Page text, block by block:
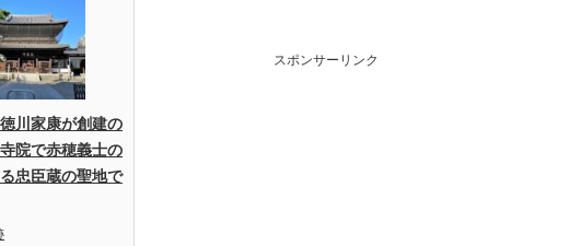
川家康が創建の
院で赤穂義士の
忠臣蔵の聖地で
スポンサーリンク